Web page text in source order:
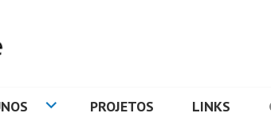
PROJETOS LINKS